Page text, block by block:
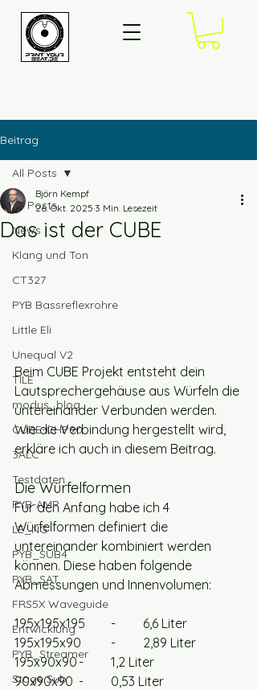
Beitrag
All Posts
News
Klang und Ton
CT327
PYB Bassreflexrohre
Little Eli
Unequal V2
TILE
modus_blog
CUBE-CHP90
3ALC
Testdaten
PYB-AMP
LE_NG
PYB_SUB4
PYB_SAT
FRS5X Waveguide
Entwicklung
PYB_Streamer
Stage Sub
All Posts
Das ist der CUBE
Björn Kempf
26. Okt. 2025 3 Min. Lesezeit
Beim CUBE Projekt entsteht dein
Lautsprechergehäuse aus Würfeln die
untereinander Verbunden werden.
Wie die Verbindung hergestellt wird,
erkläre ich auch in diesem Beitrag.
Die Würfelformen
Für den Anfang habe ich 4
Würfelformen definiert die
untereinander kombiniert werden
können. Diese haben folgende
Abmessungen und Innenvolumen:
195x195x195	-	6,6 Liter
195x195x90	-	2,89 Liter
195x90x90	-	1,2 Liter
90x90x90	-	0,53 Liter